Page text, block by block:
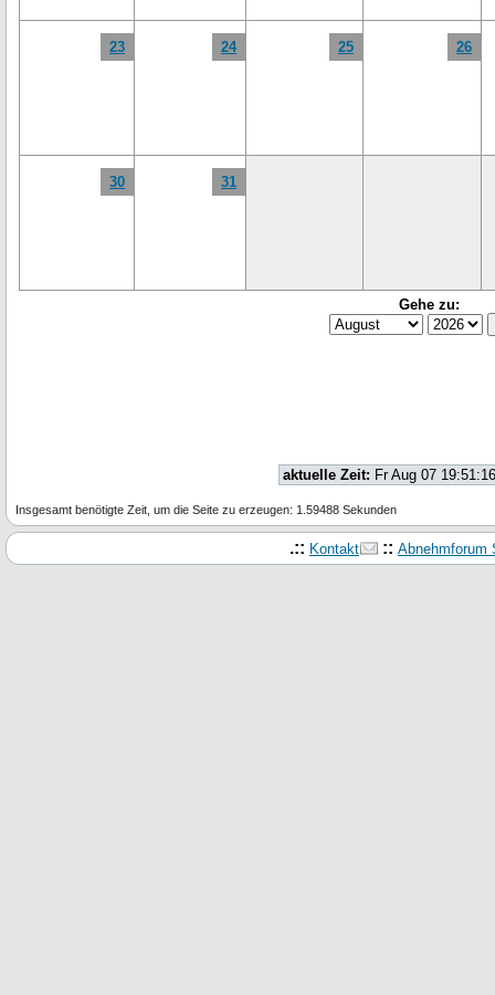
23 24 25 26
30 31
Gehe zu:
aktuelle Zeit: Fr Aug 07
Insgesamt benötigte Zeit, um die Seite zu erzeugen: 1.59488 Sekunden
.:: Kontakt :: Abnehmforum